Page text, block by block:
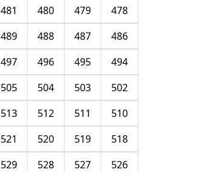
478
479
480
481
486
487
488
489
494
495
496
497
502
503
504
505
510
511
512
513
518
519
520
521
526
527
528
529